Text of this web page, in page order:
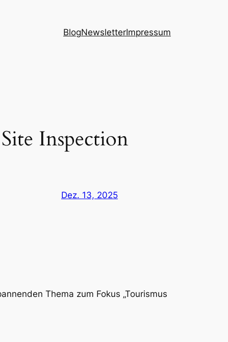
BlogNewsletterImpressum
Inspection
Dez. 13, 2025
Thema zum Fokus „Tourismus